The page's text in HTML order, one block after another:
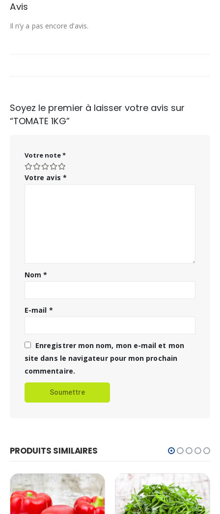
Avis
Il n’y a pas encore d’avis.
Soyez le premier à laisser votre avis sur
“TOMATE 1KG”
Votre note*
Votre avis *
Nom*
E-mail *
Enregistrer mon nom, mon e-mail et mon
site dans le navigateur pour mon prochain
commentaire.
PRODUITS SIMILAIRES